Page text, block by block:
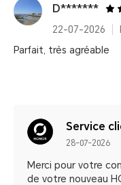
D*******
22-07-2026
Parfait, très agréable
Service
28-07-2026
Merci pour votre
de votre nouveau